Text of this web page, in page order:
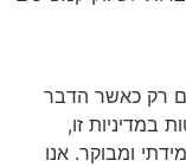
רק כאשר הדבר
במדיניות זו,
ומבוקר. אנו